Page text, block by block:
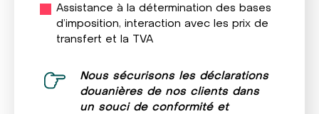
Assistance à la détermination des bases
d'imposition, interaction avec les prix de
transfert et la TVA
Nous sécurisons les déclarations
douanières de nos clients dans
un souci de conformité et